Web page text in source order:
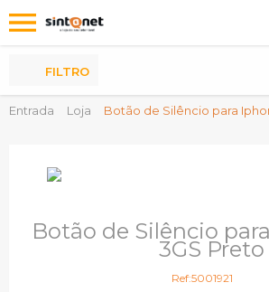
Entrada Loja
Botão de Silêncio para
FILTRO
Botão de Silêncio
3GS Preto
Ref:5001921